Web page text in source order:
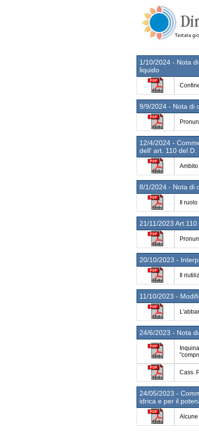
1/10/2024 - Nota
liquido
9/9/2024 - Nota di
12/4/2024 -
dell' art. 110 del
8/1/2024 - Nota di
Il
21/11/2023
20/10/2023 -
Il
11/10/2023 -
24/6/2023 - Nota
Cass.
24/05/2023 -
idrica e per il